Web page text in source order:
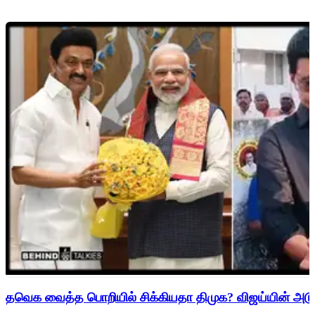
தவெக வைத்த பொறியில் சிக்கியதா திமுக? விஜய்யின்